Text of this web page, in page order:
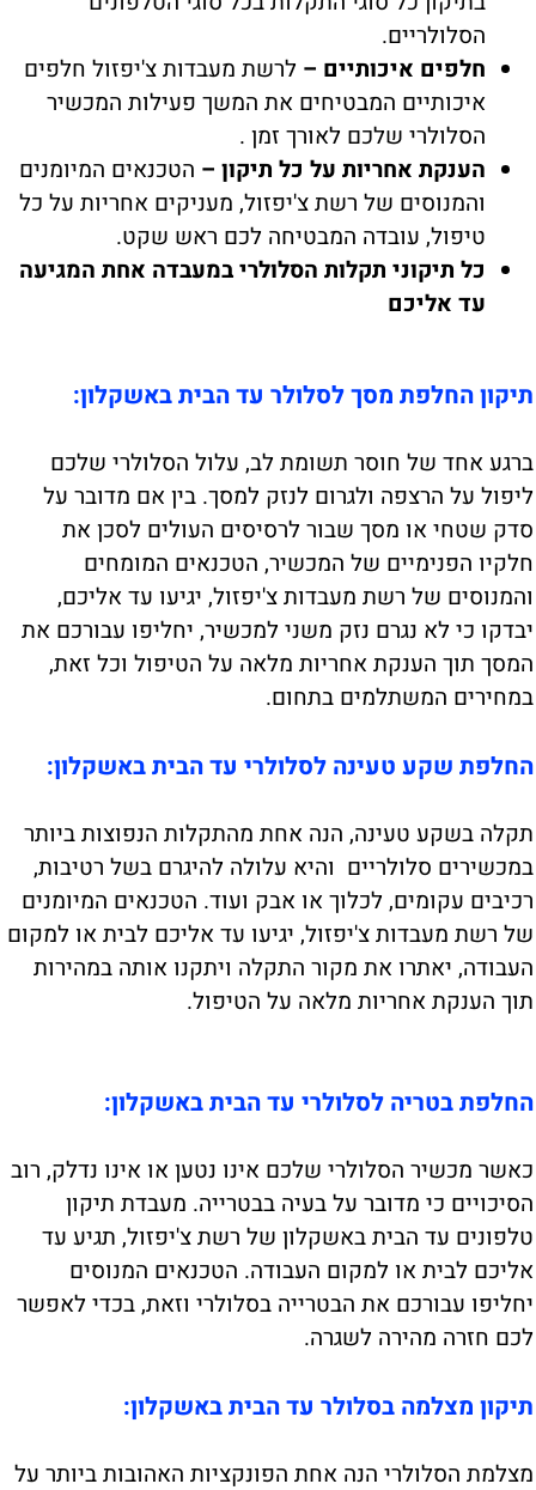
הסלולריים.
חלפים איכותיים – לרשת מעבדות צ'יפזול חלפים
איכותיים המבטיחים את המשך פעילות המכשיר
הסלולרי שלכם לאורך זמן .
הענקת אחריות על כל תיקון – הטכנאים המיומנים
והמנוסים של רשת צ'יפזול, מעניקים אחריות על כל
טיפול, עובדה המבטיחה לכם ראש שקט.
כל תיקוני תקלות הסלולרי במעבדה אחת המגיעה
עד אליכם
תיקון החלפת מסך לסלולר עד הבית באשקלון:
ברגע אחד של חוסר תשומת לב, עלול הסלולרי שלכם
ליפול על הרצפה ולגרום לנזק למסך. בין אם מדובר על
סדק שטחי או מסך שבור לרסיסים העולים לסכן את
חלקיו הפנימיים של המכשיר, הטכנאים המומחים
והמנוסים של רשת מעבדות צ'יפזול, יגיעו עד אליכם,
יבדקו כי לא נגרם נזק משני למכשיר, יחליפו עבורכם את
המסך תוך הענקת אחריות מלאה על הטיפול וכל זאת,
במחירים המשתלמים בתחום.
החלפת שקע טעינה לסלולרי עד הבית באשקלון:
תקלה בשקע טעינה, הנה אחת מהתקלות הנפוצות ביותר
במכשירים סלולריים והיא עלולה להיגרם בשל רטיבות,
רכיבים עקומים, לכלוך או אבק ועוד. הטכנאים המיומנים
של רשת מעבדות צ'יפזול, יגיעו עד אליכם לבית או למקום
העבודה, יאתרו את מקור התקלה ויתקנו אותה במהירות
תוך הענקת אחריות מלאה על הטיפול.
החלפת בטריה לסלולרי עד הבית באשקלון:
כאשר מכשיר הסלולרי שלכם אינו נטען או אינו נדלק, רוב
הסיכויים כי מדובר על בעיה בבטרייה. מעבדת תיקון
טלפונים עד הבית באשקלון של רשת צ'יפזול, תגיע עד
אליכם לבית או למקום העבודה. הטכנאים המנוסים
יחליפו עבורכם את הבטרייה בסלולרי וזאת, בכדי לאפשר
לכם חזרה מהירה לשגרה.
תיקון מצלמה בסלולר עד הבית באשקלון:
מצלמת הסלולרי הנה אחת הפונקציות האהובות ביותר על